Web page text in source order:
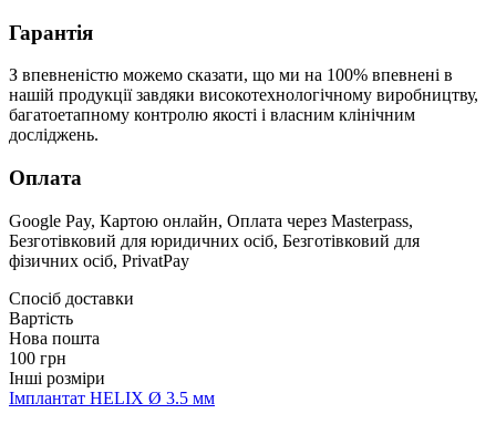
Гарантія
З впевненістю можемо сказати, що ми на 100% впевнені в
нашій продукції завдяки високотехнологічному виробництву,
багатоетапному контролю якості і власним клінічним
досліджень.
Оплата
Google Pay, Картою онлайн, Оплата через Masterpass,
Безготівковий для юридичних осіб, Безготівковий для
фізичних осіб, PrivatPay
Спосіб доставки
Вартість
Нова пошта
100 грн
Інші розміри
Імплантат HELIX Ø 3.5 мм